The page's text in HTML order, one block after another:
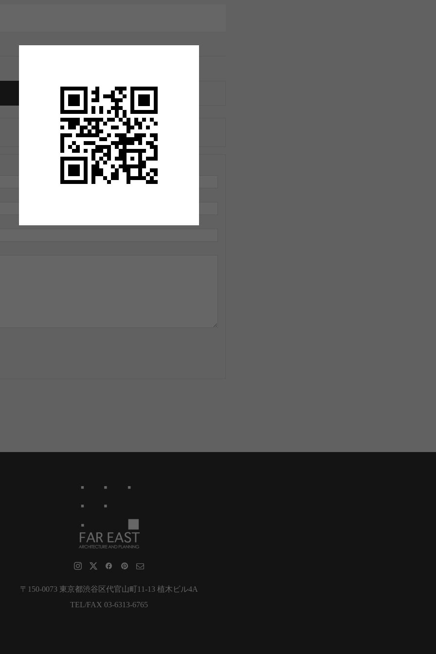
〒150-0073 東京都渋谷区代官山町11-13 植木ビル4A
TEL/FAX 03-6313-6765